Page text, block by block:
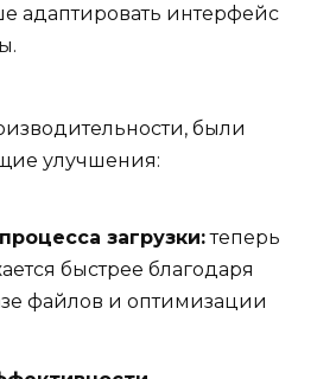
адаптировать интерфейс
были
улучшения:
загрузки:теперь
быстрее благодаря
файлов и оптимизации